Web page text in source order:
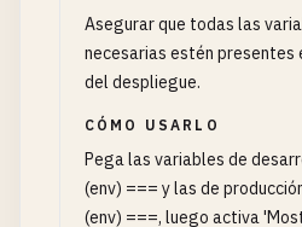
Asegurar que todas las
necesarias estén presentes
del despliegue.
CÓMO USARLO
Pega las variables de
(env) === y las de
(env) ===, luego activa